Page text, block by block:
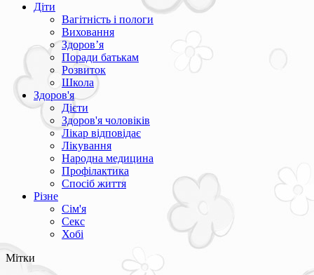
Діти
Вагітність і пологи
Виховання
Здоров’я
Поради батькам
Розвиток
Школа
Здоров'я
Дієти
Здоров'я чоловіків
Лікар відповідає
Лікування
Народна медицина
Профілактика
Спосіб життя
Різне
Сім'я
Секс
Хобі
Мітки